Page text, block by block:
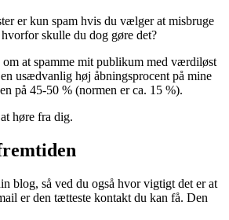
er kun spam hvis du vælger at misbruge
skulle du dog gøre det?
at spamme mit publikum med værdiløst
usædvanlig høj åbningsprocent på mine
på 45-50 % (normen er ca. 15 %).
høre fra dig.
blog, så ved du også hvor vigtigt det er at
er den tætteste kontakt du kan få. Den